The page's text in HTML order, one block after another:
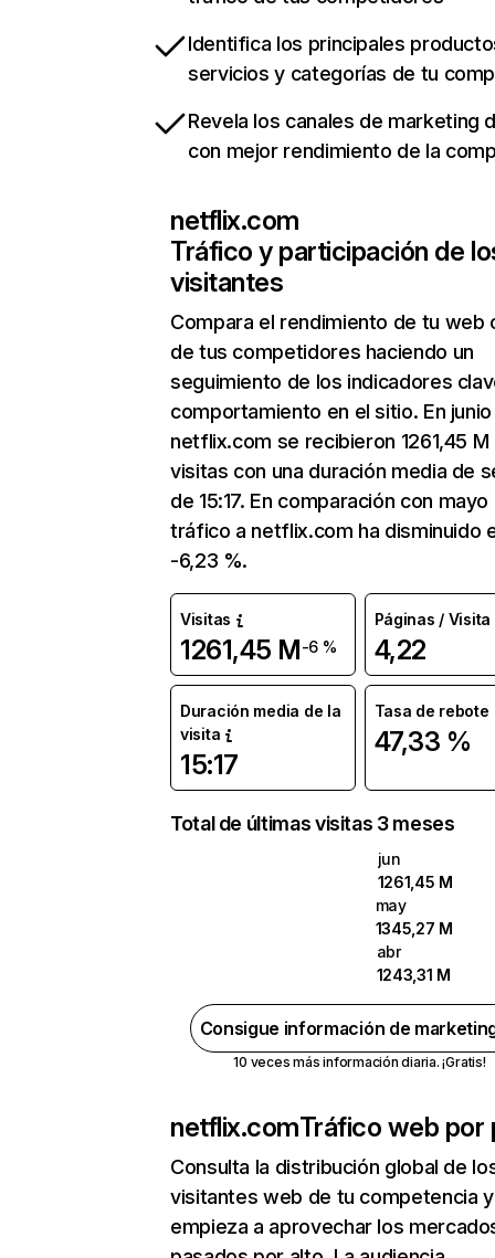
Identifica los principales
servicios y categorías de tu
Revela los canales de marketing
con mejor rendimiento de la
netflix.com
Tráfico y participación de
visitantes
Compara el rendimiento de tu web
de tus competidores haciendo un
seguimiento de los indicadores
comportamiento en el sitio. En junio
netflix.com se recibieron 1261,45 M
visitas con una duración media de
de 15:17. En comparación con mayo
tráfico a netflix.com ha disminuido
-6,23 %.
Visitas
1261,45 M-6 %
Páginas / Visita
4,22
Duración media de la
visita
15:17
Tasa de rebote
47,33 %
Total de últimas visitas 3 meses
jun
1261,45 M
may
1345,27 M
abr
1243,31 M
Consigue información de
10 veces más información diaria. ¡Gratis!
netflix.comTráfico web por
Consulta la distribución global de
visitantes web de tu competencia y
empieza a aprovechar los